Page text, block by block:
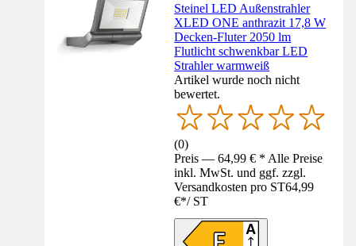
Steinel LED Außenstrahler
XLED ONE anthrazit 17,8 W
Decken-Fluter 2050 lm
Flutlicht schwenkbar LED
Strahler warmweiß
Artikel wurde noch nicht
bewertet.
(0)
Preis — 64,99 € * Alle Preise
inkl. MwSt. und ggf. zzgl.
Versandkosten pro ST64,99
€*/ ST